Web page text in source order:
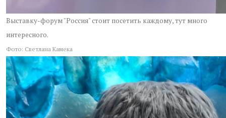
Выставку-форум "Россия" стоит посетить каждому, тут много
интересного.
Фото: Светлана Камека